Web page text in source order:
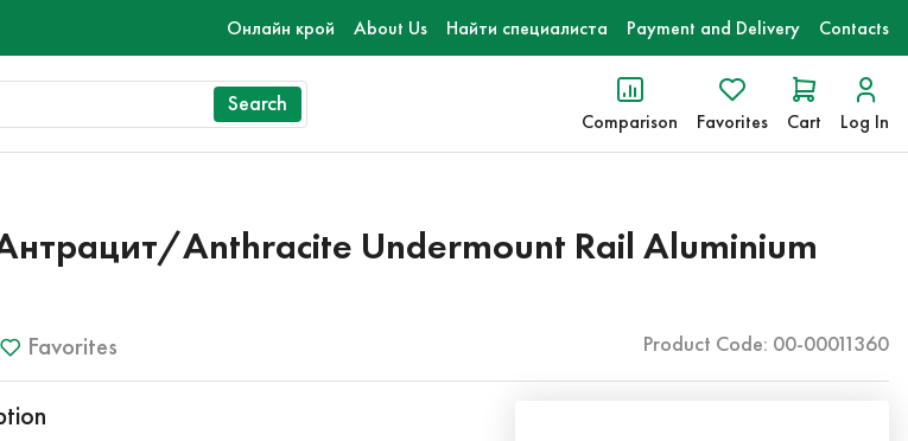
Онлайн крой About Us Найти специалиста Payment and Delivery Contacts
Search
Comparison Favorites Cart Log In
Anthracite Undermount Rail Aluminium
Favorites Product Code: 00-00011360